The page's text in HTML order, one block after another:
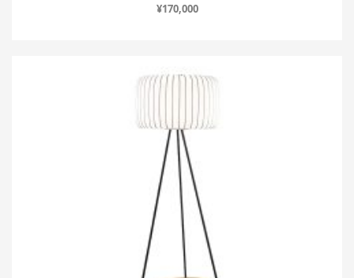
¥170,000